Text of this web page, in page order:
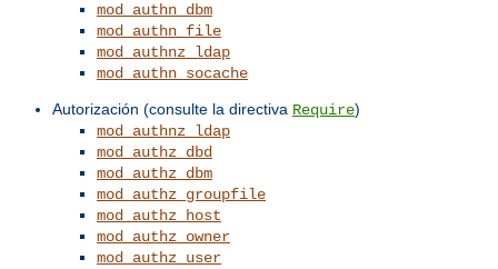
mod_authn_dbm
mod_authn_file
mod_authnz_ldap
mod_authn_socache
Autorización (consulte la directiva Require)
mod_authnz_ldap
mod_authz_dbd
mod_authz_dbm
mod_authz_groupfile
mod_authz_host
mod_authz_owner
mod_authz_user